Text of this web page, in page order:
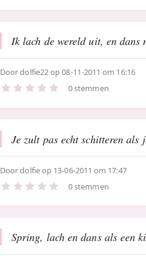
Ik lach de wereld uit, en dans
Doordolfie22op 08-11-2011 om 16:16
0 stemmen
Je zult pas echt schitteren
Doordolfieop 13-06-2011 om 17:47
0 stemmen
Spring, lach en dans als een